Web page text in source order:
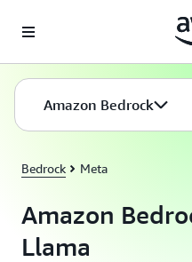
Amazon Bedrock
Bedrock Meta
Amazon
Llama